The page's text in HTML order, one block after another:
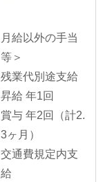
月給以外の手当
等＞
残業代別途支給
昇給 年1回
賞与 年2回（計2.
3ヶ月）
交通費規定内支
給